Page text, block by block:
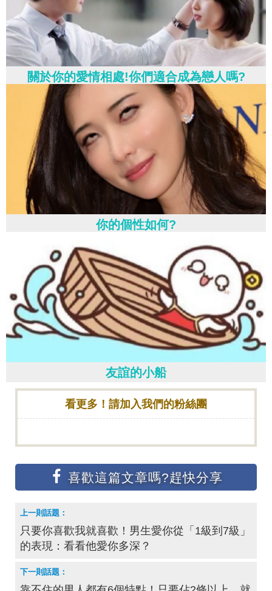
關於你的愛情相處!你們適合成為戀人嗎?
你的個性如何?
友誼的小船
看更多！請加入我們的粉絲團
只要你喜歡我就喜歡！男生愛你從「1級到7級」
的表現：看看他愛你多深？